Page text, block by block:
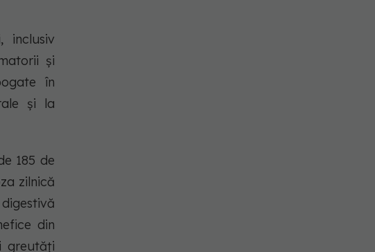
inclusiv
și
în
și la
185 de
zilnică
din
greutăți